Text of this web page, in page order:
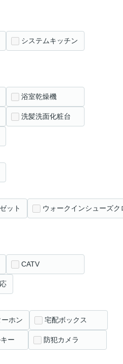
システムキッチン
浴室乾燥機
洗髪洗面化粧台
ット ウォークインシューズク
CATV
ホン 宅配ボックス
ー 防犯カメラ